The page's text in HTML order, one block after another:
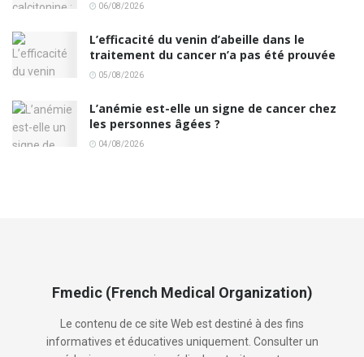
06/08/2026
L’efficacité du venin d’abeille dans le
traitement du cancer n’a pas été prouvée
05/08/2026
L’anémie est-elle un signe de cancer chez
les personnes âgées ?
04/08/2026
Fmedic (French Medical Organization)
Le contenu de ce site Web est destiné à des fins
informatives et éducatives uniquement. Consulter un